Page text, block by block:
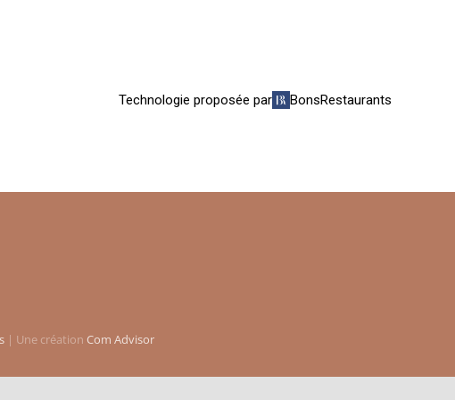
| Une création Com Advisor